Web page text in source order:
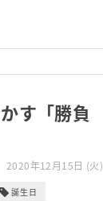
す「勝負
2020年12月15日 (火)
誕生日